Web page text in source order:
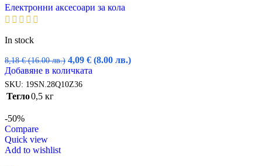
Електронни аксесоари за кола
In stock
8,18€ (16.00 лв.) Original
price
was:
4,09 € (8.00 лв.)Текущата
Добавяне в количката
SKU: 19SN.28Q10Z36
Тегло0,5 кг
-50%
Compare
Quick view
Add to wishlist